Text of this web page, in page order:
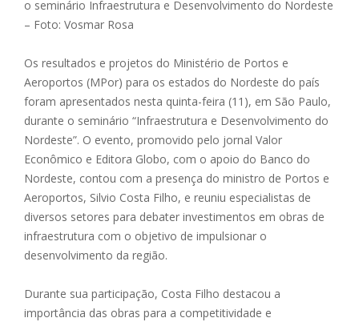
o seminário Infraestrutura e Desenvolvimento do Nordeste
– Foto: Vosmar Rosa
Os resultados e projetos do Ministério de Portos e
Aeroportos (MPor) para os estados do Nordeste do país
foram apresentados nesta quinta-feira (11), em São Paulo,
durante o seminário “Infraestrutura e Desenvolvimento do
Nordeste”. O evento, promovido pelo jornal Valor
Econômico e Editora Globo, com o apoio do Banco do
Nordeste, contou com a presença do ministro de Portos e
Aeroportos, Silvio Costa Filho, e reuniu especialistas de
diversos setores para debater investimentos em obras de
infraestrutura com o objetivo de impulsionar o
desenvolvimento da região.
Durante sua participação, Costa Filho destacou a
importância das obras para a competitividade e